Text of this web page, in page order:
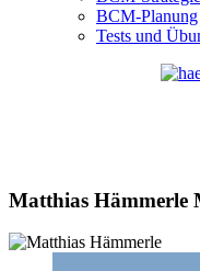
BCM-Planung
Tests und
Matthias Hämmerle